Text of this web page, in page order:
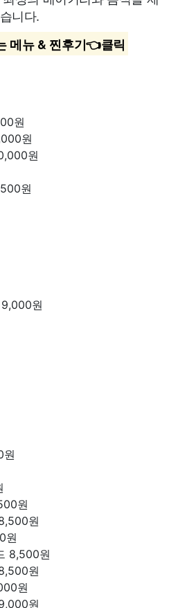
니다.
메뉴 & 찐후기👈클릭
원
원
원
원
9,000원
원
원
원
원
8,500원
원
원
원